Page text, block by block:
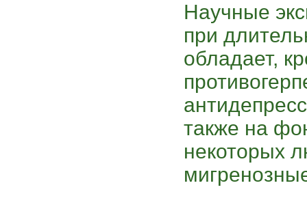
Научные
при
обладает,
также на
некоторых